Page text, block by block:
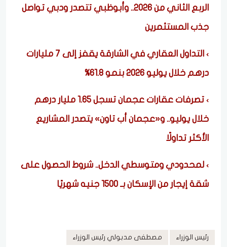
الربع الثاني من 2026.. وأبوظبي تتصدر ودبي تواصل
جذب المستثمرين
التداول العقاري في الشارقة يقفز إلى 7 مليارات
درهم خلال يوليو 2026 بنمو 61.8%
تصرفات عقارات عجمان تسجل 1.65 مليار درهم
خلال يوليو.. و«عجمان أب تاون» يتصدر المشاريع
الأكثر تداولًا
لمحدودي ومتوسطي الدخل.. شروط الحصول على
شقة إيجار من الإسكان بـ 1500 جنيه شهريًا
رئيس الوزراء مصطفى مدبولي رئيس الوزراء